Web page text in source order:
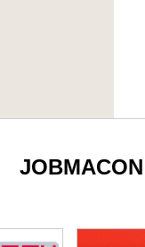
JOBMACON